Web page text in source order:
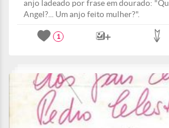
anjo ladeado por frase em dourado:
Angel?... Um anjo feito mulher?".
1